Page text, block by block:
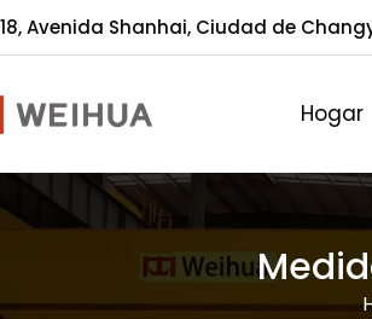
18, Avenida Shanhai, Ciudad de
Hogar